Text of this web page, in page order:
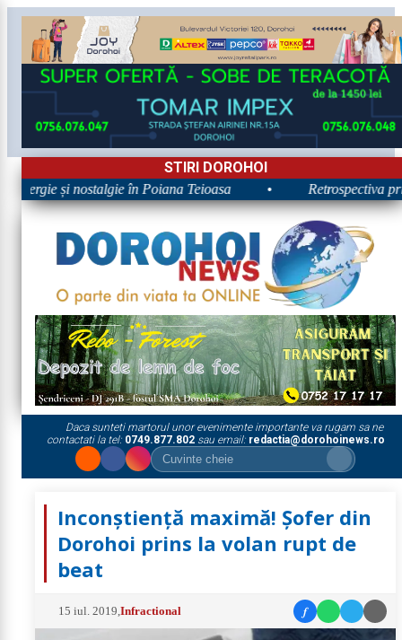
STIRI DOROHOI
și nostalgie în Poiana Teioasa Retrospectiva
Daca sunteti martorul unor evenimente importante va rugam sa ne
contactati la tel: 0749.877.802sau email: redactia@dorohoinews.ro
Inconștiență maximă! Șofer din
Dorohoi prins la volan rupt de
beat
15 iul. 2019 ,Infractional f